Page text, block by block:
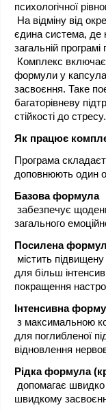
психологічної
єдина система,
загальній програмі
формули у
засвоєння. Таке
багаторівневу
стійкості до стресу.
Як працює
Програма
доповнюють один
Базова формула
загального
Посилена
для більш
покращення
Інтенсивна
для поглибленої
відновлення
Рідка формула
швидкому